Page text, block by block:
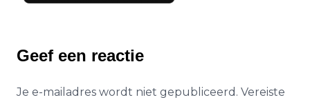
Geef een reactie
Je e-mailadres wordt niet gepubliceerd. Vereiste